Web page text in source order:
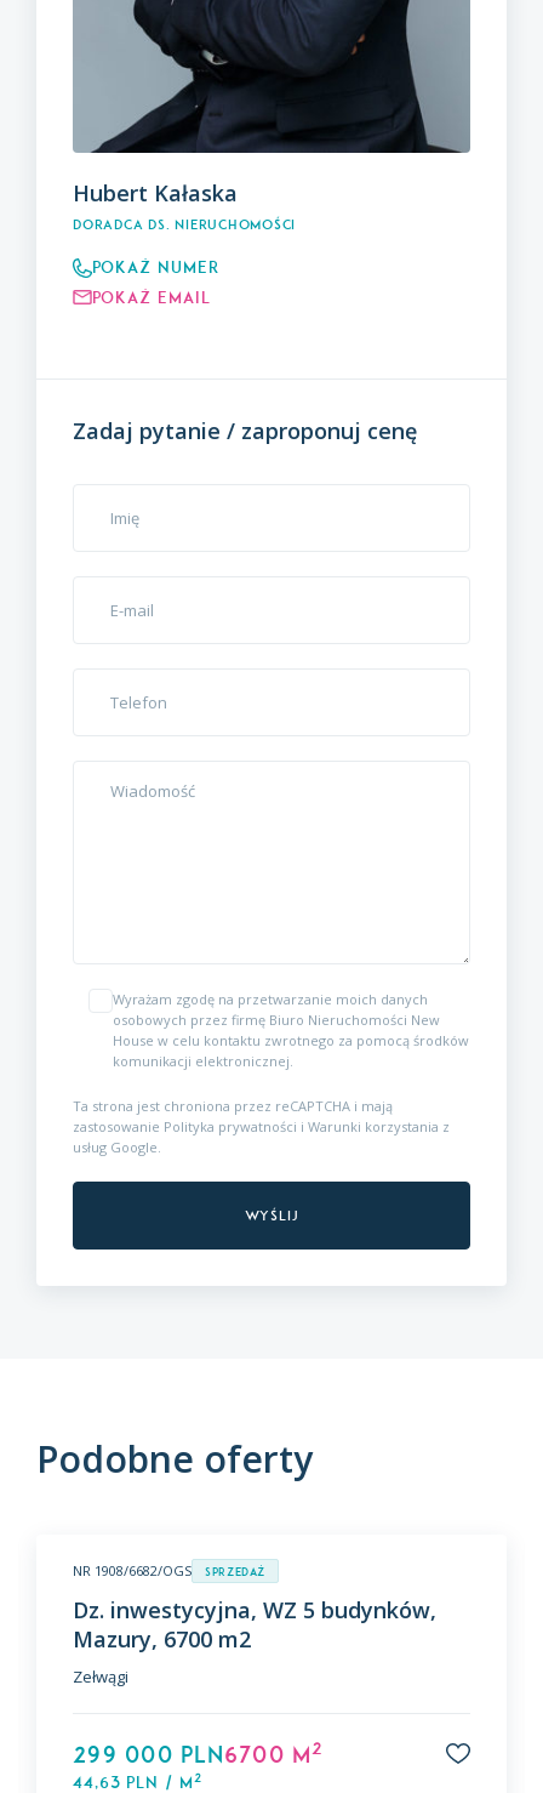
Hubert Kałaska
Doradca ds. nieruchomości
Pokaż numer
Pokaż email
Zadaj pytanie / zaproponuj cenę
Wyrażam zgodę na przetwarzanie moich danych
osobowych przez firmę Biuro Nieruchomości New
House w celu kontaktu zwrotnego za pomocą środków
komunikacji elektronicznej.
Ta strona jest chroniona przez reCAPTCHA i mają
zastosowanie Polityka prywatności i Warunki korzystania z
usług Google.
Podobne oferty
NR 1908/6682/OGS Sprzedaż
Dz. inwestycyjna, WZ 5 budynków,
Mazury, 6700 m2
Zełwągi
299 000 PLN
44,63 PLN / m2
6700 m2